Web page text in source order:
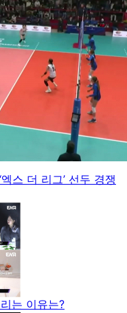
스 더 리그’ 선두 경쟁
는 이유는?